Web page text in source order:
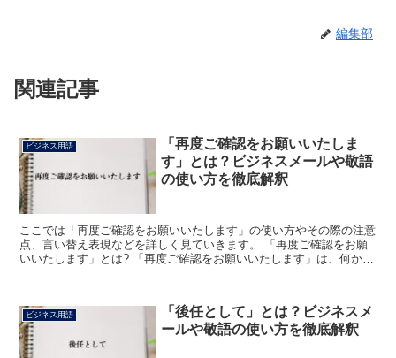
編集部
関連記事
ビジネス用語
「再度ご確認をお願いいたしま
す」とは？ビジネスメールや敬語
の使い方を徹底解釈
ここでは「再度ご確認をお願いいたします」の使い方やその際の注意
点、言い替え表現などを詳しく見ていきます。 「再度ご確認をお願
いいたします」とは? 「再度ご確認をお願いいたします」は、何かを
ビジネス用語
「後任として」とは？ビジネスメ
ールや敬語の使い方を徹底解釈